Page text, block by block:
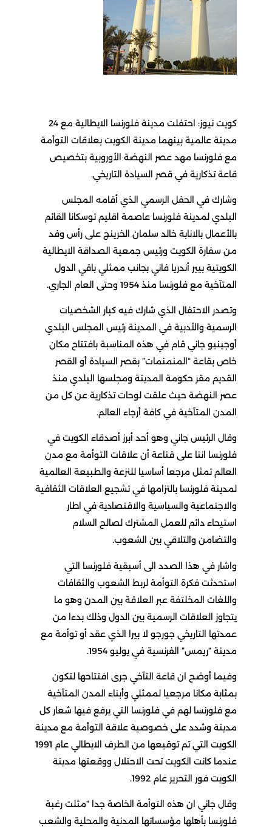
كويت نيوز: احتفلت مدينة فلورنسا الايطالية مع 24
مدينة عالمية بينهما مدينة الكويت بعلاقات التوأمة
مع فلورنسا مهد عصر النهضة الأوروبية بتخصيص
قاعة تذكارية في قصر السيادة التاريخي.
وشارك في الحفل الرسمي الذي أقامه المجلس
البلدي لمدينة فلورنسا عاصمة اقليم توسكانا القائم
بالأعمال بالانابة خالد سلمان الخرينج على رأس وفد
من سفارة الكويت ورئيس جمعية الصداقة الايطالية
الكويتية بيير أندريا فاني بجانب ممثلي باقي الدول
المتآخية مع فلورنسا منذ 1954 وحتى العام الجاري.
وتصدر الاحتفال الذي شارك فيه كبار الشخصيات
الرسمية والأدبية في المدينة رئيس المجلس البلدي
أوجينيو جاني قام في هذه المناسبة بافتتاح مكان
خاص بقاعة “المنمنمات” بقصر السيادة أو القصر
القديم مقر حكومة المدينة ومجلسها البلدي منذ
عصر النهضة حيث علقت لوحات تذكارية عن كل من
المدن المتآخية في كافة أرجاء العالم.
وقال الرئيس جاني وهو أحد أبرز أصدقاء الكويت في
فلورنسا اننا على قناعة أن علاقات التوأمة مع مدن
العالم تمثل مرجعا أساسيا للنزعة والطبيعة العالمية
لمدينة فلورنسا بالتزامها في تشجيع العلاقات الثقافية
والاجتماعية والسياسية والاقتصادية في اطار
استيحاء دائم للعمل المشترك لصالح السلام
والتضامن والتلاقي بين الشعوب.
واشار في هذا الصدد الى أسبقية فلورنسا التي
استحدثت فكرة التوأمة لربط الشعوب والثقافات
واللغات المخلتفة عبر العلاقة بين المدن وهو ما
يتجاوز العلاقات الرسمية بين الدول وذلك بدءا من
عمدتها التاريخي جورجو لا بيرا الذي عقد أو توأمة مع
مدينة “ريمس” الفرنسية في يوليو 1954.
وفيما أوضح ان قاعة التآخي جرى افتتاحها لتكون
بمثابة مكانا مرجعيا لممثلي وأبناء المدن المتآخية
مع فلورنسا لهم في فلورنسا التي يرفع فيها شعار كل
مدينة وشدد على خصوصية علاقة التوأمة مع مدينة
الكويت التي تم توقيعها من الطرف الايطالي عام 1991
عندما كانت الكويت تحت الاحتلال ووقعتها مدينة
الكويت فور التحرير عام 1992.
وقال جاني ان هذه التوأمة الخاصة جدا “مثلت رغبة
فلورنسا بأهلها مؤسساتها المدنية والمحلية والشعب